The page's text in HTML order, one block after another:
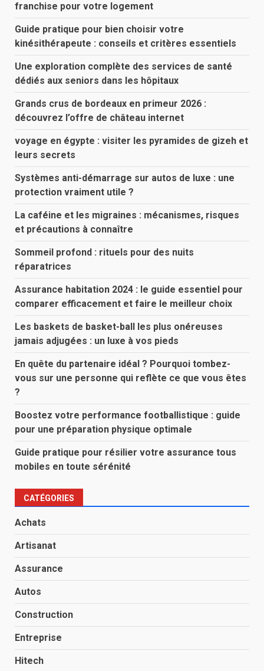
franchise pour votre logement
Guide pratique pour bien choisir votre
kinésithérapeute : conseils et critères essentiels
Une exploration complète des services de santé
dédiés aux seniors dans les hôpitaux
Grands crus de bordeaux en primeur 2026 :
découvrez l’offre de château internet
voyage en égypte : visiter les pyramides de gizeh et
leurs secrets
Systèmes anti-démarrage sur autos de luxe : une
protection vraiment utile ?
La caféine et les migraines : mécanismes, risques
et précautions à connaître
Sommeil profond : rituels pour des nuits
réparatrices
Assurance habitation 2024 : le guide essentiel pour
comparer efficacement et faire le meilleur choix
Les baskets de basket-ball les plus onéreuses
jamais adjugées : un luxe à vos pieds
En quête du partenaire idéal ? Pourquoi tombez-
vous sur une personne qui reflète ce que vous êtes
?
Boostez votre performance footballistique : guide
pour une préparation physique optimale
Guide pratique pour résilier votre assurance tous
mobiles en toute sérénité
CATÉGORIES
Achats
Artisanat
Assurance
Autos
Construction
Entreprise
Hitech